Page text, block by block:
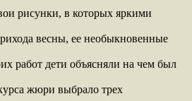
рисунки, в которых яркими
весны, ее необыкновенные
работ дети объясняли на чем был
жюри выбрало трех